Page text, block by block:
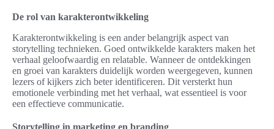
De rol van karakterontwikkeling
Karakterontwikkeling is een ander belangrijk aspect van
storytelling technieken. Goed ontwikkelde karakters maken het
verhaal geloofwaardig en relatable. Wanneer de ontdekkingen
en groei van karakters duidelijk worden weergegeven, kunnen
lezers of kijkers zich beter identificeren. Dit versterkt hun
emotionele verbinding met het verhaal, wat essentieel is voor
een effectieve communicatie.